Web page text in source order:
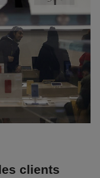
clients